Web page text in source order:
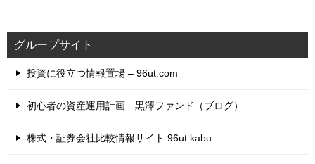
グループサイト
投資に役立つ情報置場 – 96ut.com
初心者の資産運用計画 黒澤ファンド（ブログ）
株式・証券会社比較情報サイト 96ut.kabu